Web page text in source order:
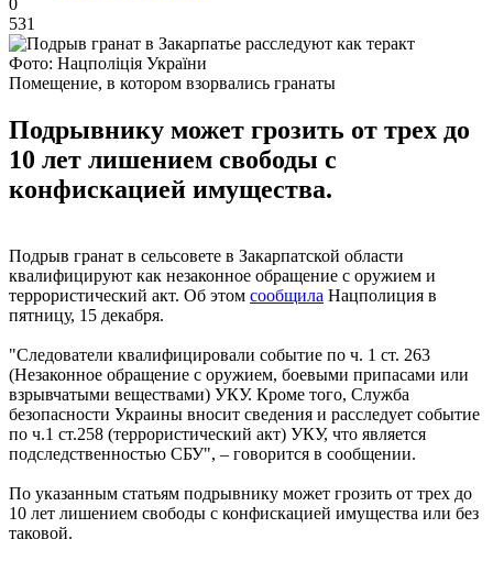
531
Фото: Нацполіція України
Помещение, в котором взорвались гранаты
Подрывнику может грозить от трех до
10 лет лишением свободы с
конфискацией имущества.
Подрыв гранат в сельсовете в Закарпатской области
квалифицируют как незаконное обращение с оружием и
террористический акт. Об этом сообщила Нацполиция в
пятницу, 15 декабря.
"Следователи квалифицировали событие по ч. 1 ст. 263
(Незаконное обращение с оружием, боевыми припасами или
взрывчатыми веществами) УКУ. Кроме того, Служба
безопасности Украины вносит сведения и расследует событие
по ч.1 ст.258 (террористический акт) УКУ, что является
подследственностью СБУ", – говорится в сообщении.
По указанным статьям подрывнику может грозить от трех до
10 лет лишением свободы с конфискацией имущества или без
таковой.